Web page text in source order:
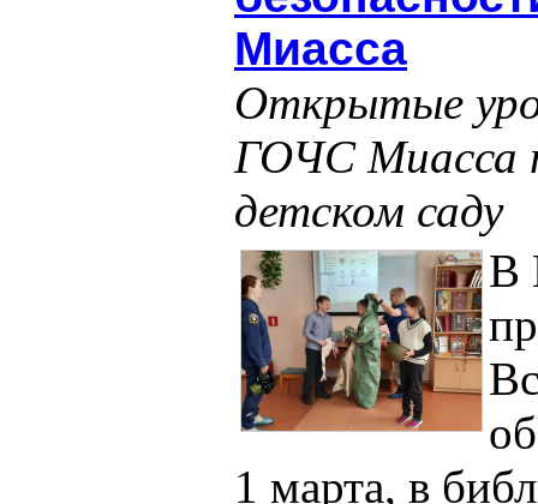
Миасса
Открытые
ГОЧС Миасса
детском саду
В
1 марта, в